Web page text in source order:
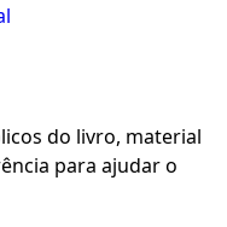
do livro, material
para ajudar o